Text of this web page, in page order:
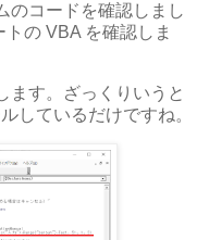
のコードを確認しまし
の VBA を確認しま
ます。ざっくりいうと
しているだけですね。